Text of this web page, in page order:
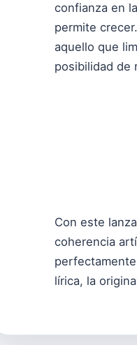
confianza en
permite
aquello que
posibilidad de
Con este
coherencia
lírica, la